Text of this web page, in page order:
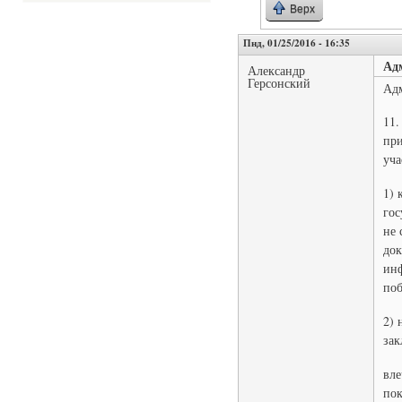
Верх
Пнд, 01/25/2016 - 16:35
Александр
Герсонский
1)
не
2)